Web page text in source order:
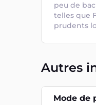
peu de
telles que
prudents
Autres
Mode de